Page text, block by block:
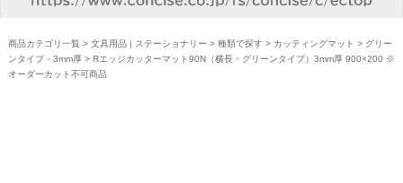
商品カテゴリ一覧 > 文具用品 | ステーショナリー > 種類で探す> カッティングマット > グリー
ンタイプ－3mm厚> Rエッジカッターマット90N（横長・グリーンタイプ）3mm厚 900×200 ※
オーダーカット不可商品